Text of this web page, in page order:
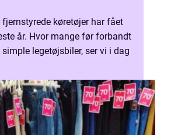
fjernstyrede køretøjer har fået
år. Hvor mange før forbandt
legetøjsbiler, ser vi i dag